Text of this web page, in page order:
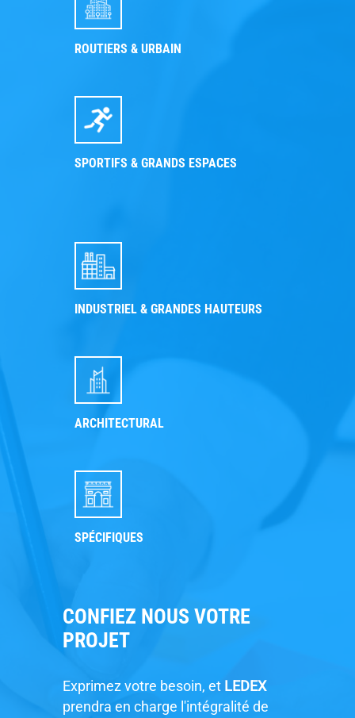
ROUTIERS & URBAIN
SPORTIFS & GRANDS ESPACES
INDUSTRIEL & GRANDES HAUTEURS
ARCHITECTURAL
SPÉCIFIQUES
CONFIEZ NOUS VOTRE
PROJET
Exprimez votre besoin, et LEDEX
prendra en charge l'intégralité de